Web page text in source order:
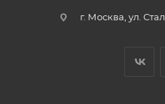
г. Москва, ул.